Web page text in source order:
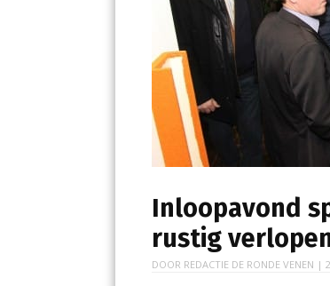
Inloopavond
rustig
DOOR REDACTIE DE RONDE VENEN |